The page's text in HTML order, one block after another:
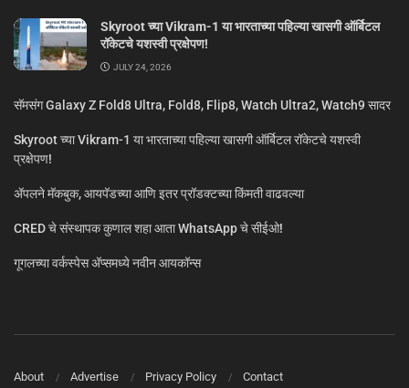
Skyroot च्या Vikram-1 या भारताच्या पहिल्या खासगी ऑर्बिटल
रॉकेटचे यशस्वी प्रक्षेपण!
JULY 24, 2026
सॅमसंग Galaxy Z Fold8 Ultra, Fold8, Flip8, Watch Ultra2, Watch9 सादर
Skyroot च्या Vikram-1 या भारताच्या पहिल्या खासगी ऑर्बिटल रॉकेटचे यशस्वी
प्रक्षेपण!
ॲपलने मॅकबुक, आयपॅडच्या आणि इतर प्रॉडक्टच्या किंमती वाढवल्या
CRED चे संस्थापक कुणाल शहा आता WhatsApp चे सीईओ!
गूगलच्या वर्कस्पेस अ‍ॅप्समध्ये नवीन आयकॉन्स
About Advertise Privacy Policy Contact